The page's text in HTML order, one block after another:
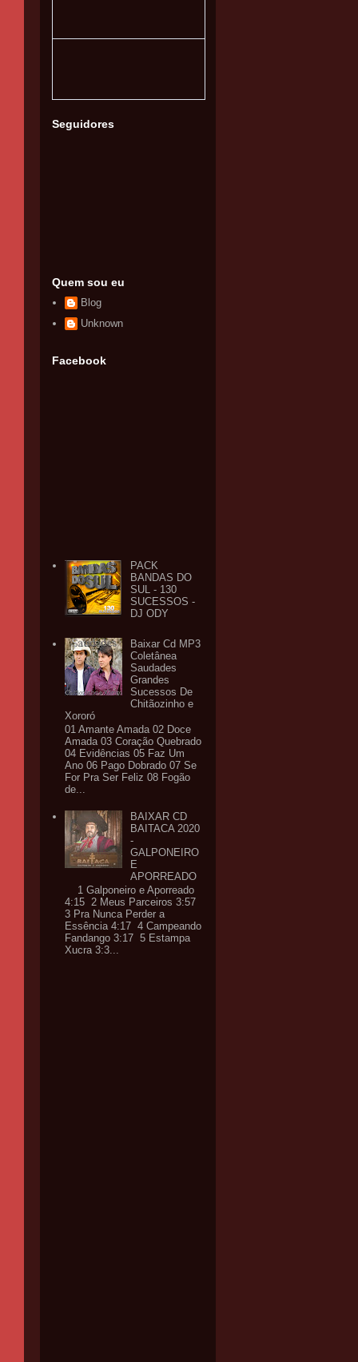
Seguidores
Quem sou eu
Blog
Unknown
Facebook
PACK
BANDAS DO
SUL - 130
SUCESSOS -
DJ ODY
Baixar Cd MP3
Coletânea
Saudades
Grandes
Sucessos De
Chitãozinho e
Xororó
01 Amante Amada 02 Doce
Amada 03 Coração Quebrado
04 Evidências 05 Faz Um
Ano 06 Pago Dobrado 07 Se
For Pra Ser Feliz 08 Fogão
de...
BAIXAR CD
BAITACA 2020
-
GALPONEIRO
E
APORREADO
1 Galponeiro e Aporreado
4:15 2 Meus Parceiros 3:57
3 Pra Nunca Perder a
Essência 4:17 4 Campeando
Fandango 3:17 5 Estampa
Xucra 3:3...